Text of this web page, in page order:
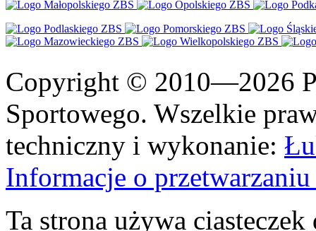
Copyright © 2010—2026
Sportowego. Wszelkie
techniczny i wykonanie:
Informacje o
Ta strona używa